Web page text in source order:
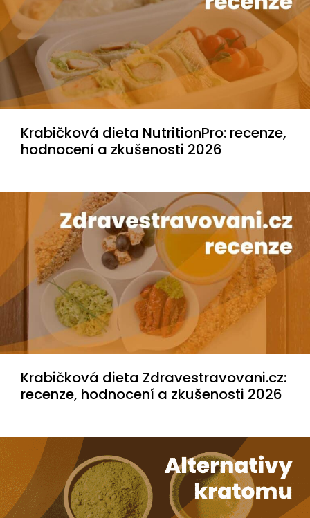
Krabičková dieta NutritionPro: recenze,
hodnocení a zkušenosti 2026
Krabičková dieta Zdravestravovani.cz:
recenze, hodnocení a zkušenosti 2026